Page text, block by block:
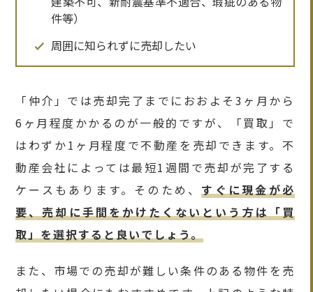
件等）
周囲に知られずに売却したい
「仲介」では売却完了までにおおよそ3ヶ月から
6ヶ月程度かかるのが一般的ですが、「買取」で
はわずか1ヶ月程度で不動産を売却できます。不
動産会社によっては最短1週間で売却が完了する
ケースもあります。そのため、すぐに現金が必
要、売却に手間をかけたくないという方は「買
取」を選択すると良いでしょう。
また、市場での売却が難しい条件のある物件を売